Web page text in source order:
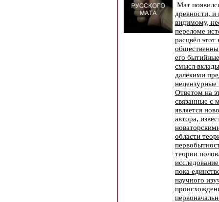
Мат
древности, и
видимому,
переломе
расцвёл
его
смысл
далёкими
Ответом на
связанные с
является
автора,
области
теории
пока
научного